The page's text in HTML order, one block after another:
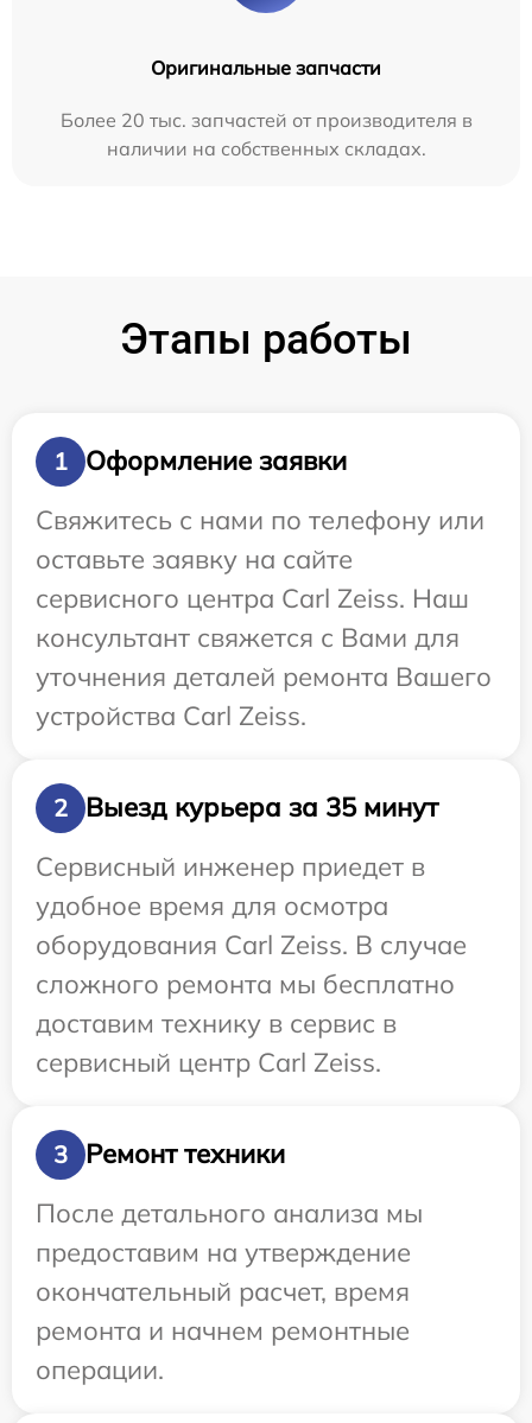
Оригинальные запчасти
Более 20 тыс. запчастей от производителя в
наличии на собственных складах.
Этапы работы
1
Оформление заявки
Свяжитесь с нами по телефону или
оставьте заявку на сайте
сервисного центра Carl Zeiss. Наш
консультант свяжется с Вами для
уточнения деталей ремонта Вашего
устройства Carl Zeiss.
2
Выезд курьера за 35 минут
Сервисный инженер приедет в
удобное время для осмотра
оборудования Carl Zeiss. В случае
сложного ремонта мы бесплатно
доставим технику в сервис в
сервисный центр Carl Zeiss.
3
Ремонт техники
После детального анализа мы
предоставим на утверждение
окончательный расчет, время
ремонта и начнем ремонтные
операции.